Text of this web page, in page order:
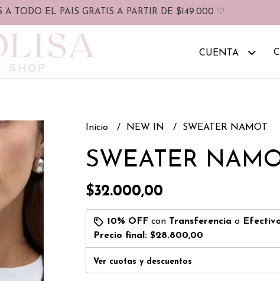
TODO EL PAIS GRATIS A PARTIR DE $149.000 ♡
CUENTA
Inicio NEW IN SWEATER NAMOT
SWEATER
$32.000,00
10% OFFcon Transferencia o
Precio final: $28.800,00
Ver cuotas y descuentos